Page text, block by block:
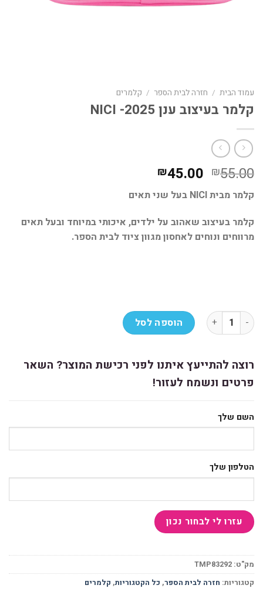
עמוד הבית / חזרה לבית הספר / קלמרים
קלמר בעיצוב ענן 2025- NICI
₪55.00 המחיר
המקורי
היה:
₪55.00.
₪45.00 המחיר
הנוכחי
הוא:
₪45.00.
קלמר מבית NICI בעל שני תאים
קלמרב עיצוב שאהוב על ילדים,איכותי במיוחד ובעלתאים
מרווחים ונוחים לאחסון מגוון ציוד לבית הספר.
כמות של קלמר בעיצוב ענן 2025- NICIהוספה לסל
רוצה להתייעץ איתנו לפני רכישת המוצר? השאר
פרטים ונשמח לעזור!
השם שלך
הטלפון שלך
מק"ט:TMP83292
קטגוריות:חזרה לבית הספר,כל הקטגוריות,קלמרים